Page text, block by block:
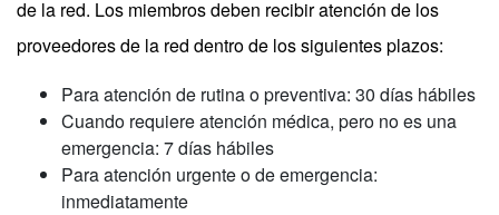
de la red. Los miembros deben recibir atención de los
proveedores de la red dentro de los siguientes plazos:
Para atención de rutina o preventiva: 30 días hábiles
Cuando requiere atención médica, pero no es una
emergencia: 7 días hábiles
Para atención urgente o de emergencia:
inmediatamente